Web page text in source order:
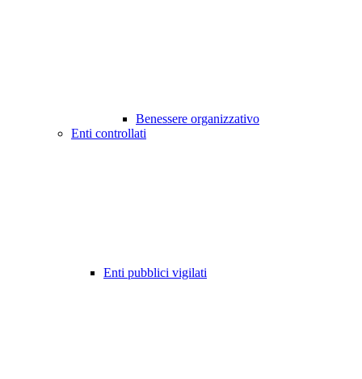
Benessere organizzativo
Enti controllati
Enti pubblici vigilati